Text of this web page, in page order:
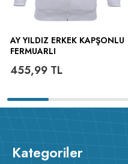
AY YILDIZ ERKEK KAPŞONLU
FERMUARLI
455,99 TL
Kategoriler